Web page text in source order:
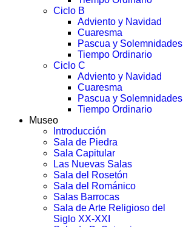
Ciclo B
Adviento y Navidad
Cuaresma
Pascua y Solemnidades
Tiempo Ordinario
Ciclo C
Adviento y Navidad
Cuaresma
Pascua y Solemnidades
Tiempo Ordinario
Museo
Introducción
Sala de Piedra
Sala Capitular
Las Nuevas Salas
Sala del Rosetón
Sala del Románico
Salas Barrocas
Sala de Arte Religioso del
Siglo XX-XXI